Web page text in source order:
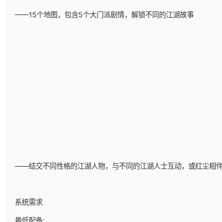
——15个地图，包含5个大门派剧情，解锁不同的江湖故事
——结交不同性格的江湖人物，与不同的江湖人士互动，或红尘相
系统需求